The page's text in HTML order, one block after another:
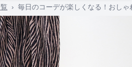
› 毎日のコーデが楽しくなる！おし